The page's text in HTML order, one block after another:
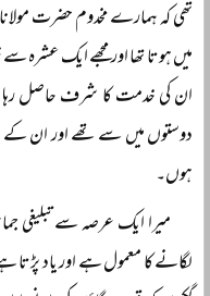
تھی کہ ہمارے مخدوم حضرت
میں ہوتا تھا اور مجھے ایک عشرہ
ان کی خدمت کا شرف حاصل
دوستوں میں سے تھے اور ان کے
ہوں۔
میرا ایک عرصہ سے